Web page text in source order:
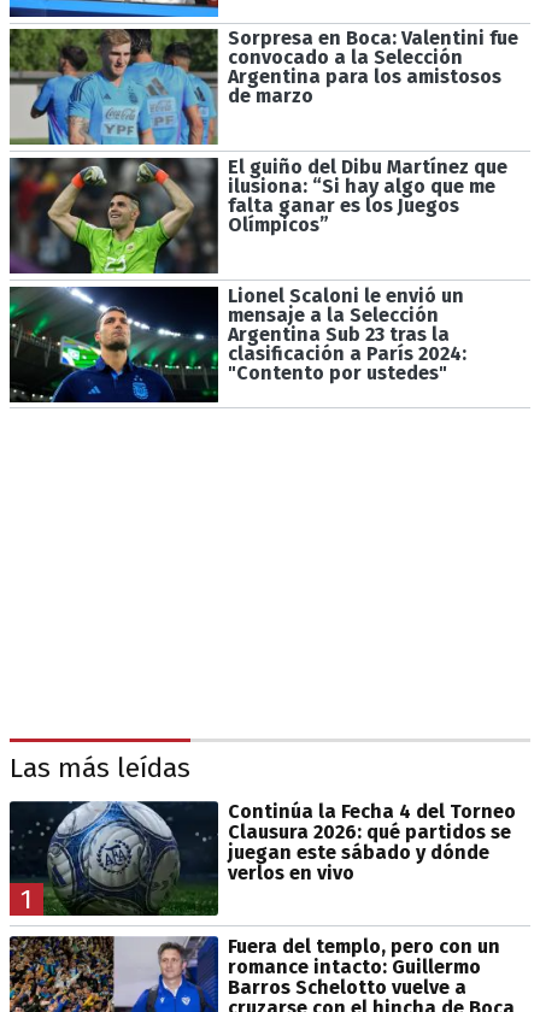
Sorpresa en Boca: Valentini fue
convocado a la Selección
Argentina para los amistosos
de marzo
El guiño del Dibu Martínez que
ilusiona: “Si hay algo que me
falta ganar es los Juegos
Olímpicos”
Lionel Scaloni le envió un
mensaje a la Selección
Argentina Sub 23 tras la
clasificación a París 2024:
"Contento por ustedes"
Las más leídas
1
Continúa la Fecha 4 del Torneo
Clausura 2026: qué partidos se
juegan este sábado y dónde
verlos en vivo
Fuera del templo, pero con un
romance intacto: Guillermo
Barros Schelotto vuelve a